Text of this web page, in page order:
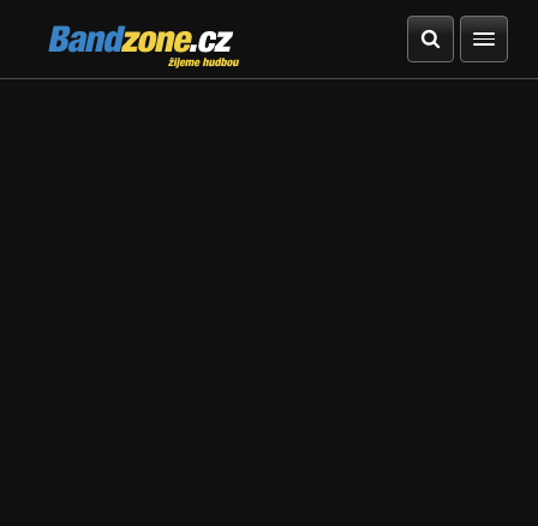
Bandzone.cz
žijeme hudbou